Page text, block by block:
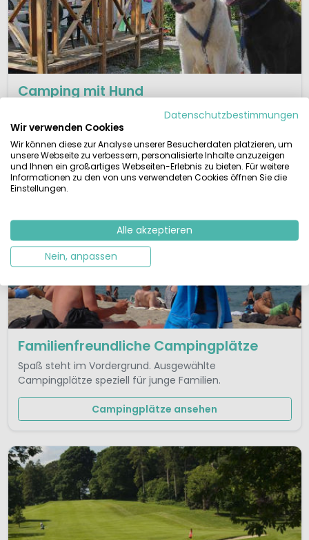
Camping mit Hund
Hunde erlaubt im Zelt oder Mobilheim. Ein
Campingurlaub mit Hund ist auf vielen Plätzen möglich.
Campingplätze ansehen
Familienfreundliche Campingplätze
Spaß steht im Vordergrund. Ausgewählte
Campingplätze speziell für junge Familien.
Campingplätze ansehen
Datenschutzbestimmungen
Wir verwenden Cookies
Wir können diese zur Analyse unserer Besucherdaten platzieren, um
unsere Webseite zu verbessern, personalisierte Inhalte anzuzeigen
und Ihnen ein großartiges Webseiten-Erlebnis zu bieten. Für weitere
Informationen zu den von uns verwendeten Cookies öffnen Sie die
Einstellungen.
Alle akzeptieren
Nein, anpassen